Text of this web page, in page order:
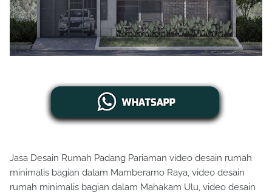
Jasa Desain Rumah Padang Pariaman video desain rumah
minimalis bagian dalam Mamberamo Raya, video desain
rumah minimalis bagian dalam Mahakam Ulu, video desain